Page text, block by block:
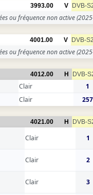
3993.00 V DVB-
ou fréquence non active
4001.00 V DVB-S2
ou fréquence non active
4012.00 H DVB-
Clair 1
Clair 257
4021.00 H DVB-
Clair 1
Clair 2
Clair 3